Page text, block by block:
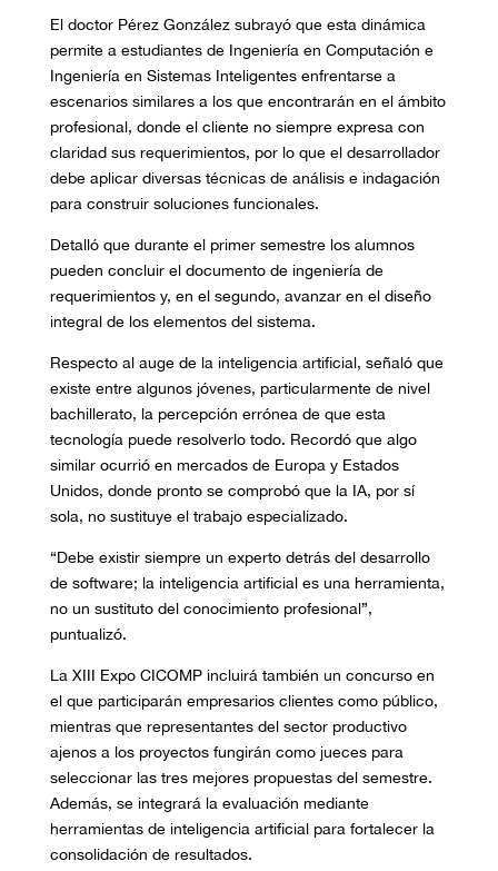
El doctor Pérez González subrayó que esta dinámica
permite a estudiantes de Ingeniería en Computación e
Ingeniería en Sistemas Inteligentes enfrentarse a
escenarios similares a los que encontrarán en el ámbito
profesional, donde el cliente no siempre expresa con
claridad sus requerimientos, por lo que el desarrollador
debe aplicar diversas técnicas de análisis e indagación
para construir soluciones funcionales.
Detalló que durante el primer semestre los alumnos
pueden concluir el documento de ingeniería de
requerimientos y, en el segundo, avanzar en el diseño
integral de los elementos del sistema.
Respecto al auge de la inteligencia artificial, señaló que
existe entre algunos jóvenes, particularmente de nivel
bachillerato, la percepción errónea de que esta
tecnología puede resolverlo todo. Recordó que algo
similar ocurrió en mercados de Europa y Estados
Unidos, donde pronto se comprobó que la IA, por sí
sola, no sustituye el trabajo especializado.
“Debe existir siempre un experto detrás del desarrollo
de software; la inteligencia artificial es una herramienta,
no un sustituto del conocimiento profesional”,
puntualizó.
La XIII Expo CICOMP incluirá también un concurso en
el que participarán empresarios clientes como público,
mientras que representantes del sector productivo
ajenos a los proyectos fungirán como jueces para
seleccionar las tres mejores propuestas del semestre.
Además, se integrará la evaluación mediante
herramientas de inteligencia artificial para fortalecer la
consolidación de resultados.